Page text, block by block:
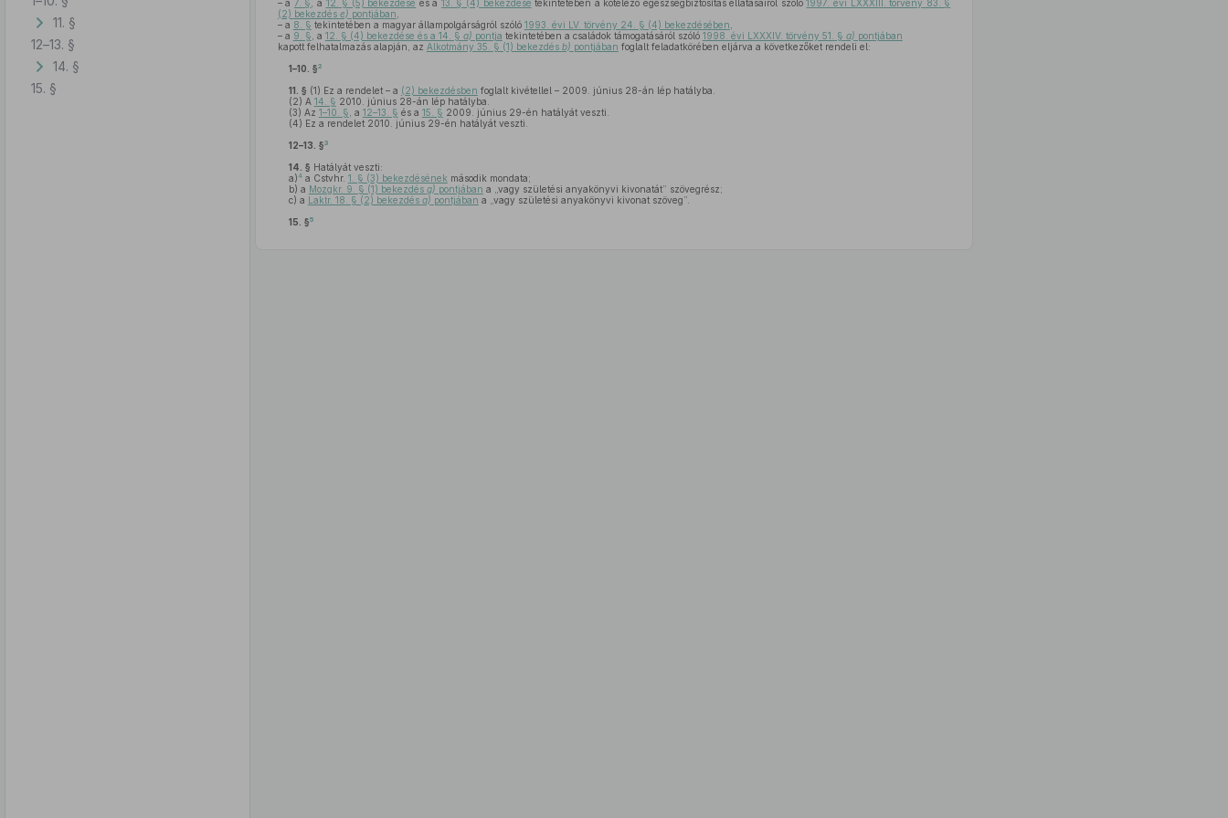
11. §
12–13. §
14. §
15. §
– a 7. § , a 12. § (5) bekezdése és a 13. § (4) bekezdése tekintetében a kötelező egészségbiztosítás ellátásairól szóló1997. évi LXXXIII. törvény 83. §
(2) bekezdés e) pontjában
– a 8. § tekintetében a magyar állampolgárságról szóló 1993. évi LV. törvény 24. § (4) bekezdésében
– a 9. § , a 12. § (4) bekezdése és a 14. § a) pontja tekintetében a családok támogatásáról szóló 1998. évi LXXXIV. törvény 51. § a) pontjában
kapott felhatalmazás alapján, az Alkotmány 35. § (1) bekezdés b) pontjában foglalt feladatkörében eljárva a következőket rendeli el:
1–10. §2
11. § (1) Ez a rendelet – a (2) bekezdésben foglalt kivétellel – 2009. június 28-án lép hatályba.
(2) A 14. § 2010. június 28-án lép hatályba.
(3) Az 1–10. § , a 12–13. § és a 15. § 2009. június 29-én hatályát veszti.
(4) Ez a rendelet 2010. június 29-én hatályát veszti.
12–13. §3
14. § Hatályát veszti:
a)4a Cstvhr. 1. § (3) bekezdésének második mondata;
b) a Mozgkr. 9. § (1) bekezdés g) pontjában a „vagy születési anyakönyvi kivonatát” szövegrész;
c) a Laktr. 18. § (2) bekezdés a) pontjában a „vagy születési anyakönyvi kivonat szöveg”.
15. §5